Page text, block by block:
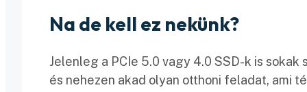
Na de kell ez nekünk?
Jelenleg a PCIe 5.0 vagy 4.0 SSD-k is
és nehezen akad olyan otthoni feladat, ami